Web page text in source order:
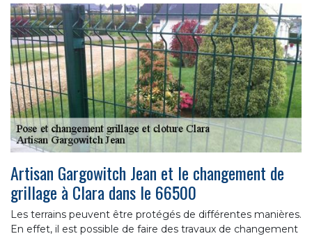
Artisan Gargowitch Jean et le changement de
grillage à Clara dans le 66500
Les terrains peuvent être protégés de différentes manières.
En effet, il est possible de faire des travaux de changement